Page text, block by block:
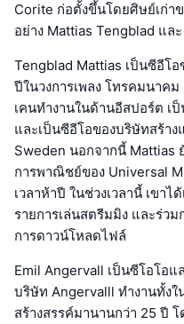
Corite ก่อตั้งขึ้นโดยศิษย์เก่า
อย่าง Mattias Tengblad แล
Tengblad Mattias เป็นซีอีโ
ปีในวงการเพลง โทรคมนาค
เคนทำงานในด้านอีสปอร์ต
และเป็นซีอีโอของบริษัทสร้า
Sweden นอกจากนี้ Mattias
การพาณิชย์ของ Universal
เวลาห้าปี ในช่วงเวลานี้ เขา
รายการเล่นสตรีมมิง และร่ว
การดาวน์โหลดไฟล์
Emil Angervall เป็นซีโอโอแ
บริษัท Angervalll ทำงานทั้ง
สร้างสรรค์มานานกว่า 25 ปี